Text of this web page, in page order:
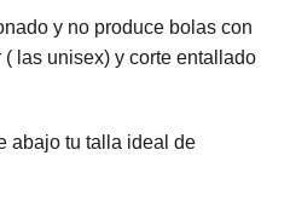
y no produce bolas con
las unisex) y corte entallado
abajo tu talla ideal de